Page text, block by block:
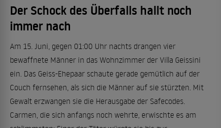
Der Schock des Überfalls hallt noch
immer nach
Am 15. Juni, gegen 01:00 Uhr nachts drangen vier
bewaffnete Männer in das Wohnzimmer der Villa Geissini
ein. Das Geiss-Ehepaar schaute gerade gemütlich auf der
Couch fernsehen, als sich die Männer auf sie stürzten. Mit
Gewalt erzwangen sie die Herausgabe der Safecodes.
Carmen, die sich anfangs noch wehrte, erwischte es am